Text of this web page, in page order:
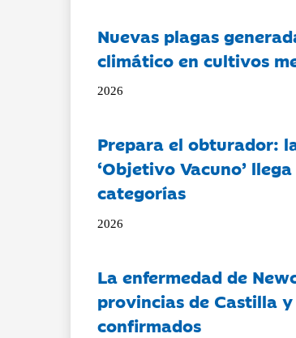
Nuevas plagas
climático en cultivos
2026
Prepara el obturador:
‘Objetivo Vacuno’
categorías
2026
La enfermedad de
provincias de Castilla
confirmados